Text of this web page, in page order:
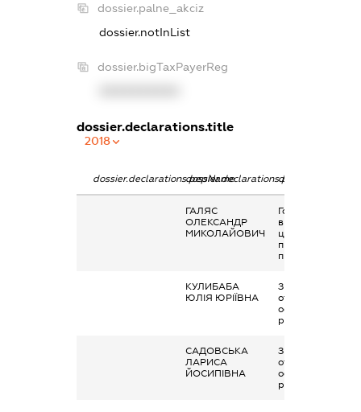
dossier.palne_akciz
dossier.notInList
dossier.bigTaxPayerReg
dossier.declarations.title
2018
dossier.declarations.pepNamedossier.declarations.personName
ГАЛЯС
ОЛЕКСАНДР
МИКОЛАЙОВИЧ
Гонорари та інші
виплати згідно з
цивільно-
правовим
правочинами
КУЛИБАБА
ЮЛІЯ ЮРІЇВНА
Заробітна плата
отримана за
основним місцем
роботи
САДОВСЬКА
ЛАРИСА
ЙОСИПІВНА
Заробітна плата
отримана за
основним місцем
роботи